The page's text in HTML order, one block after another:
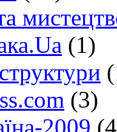
(1)
(3)
2009